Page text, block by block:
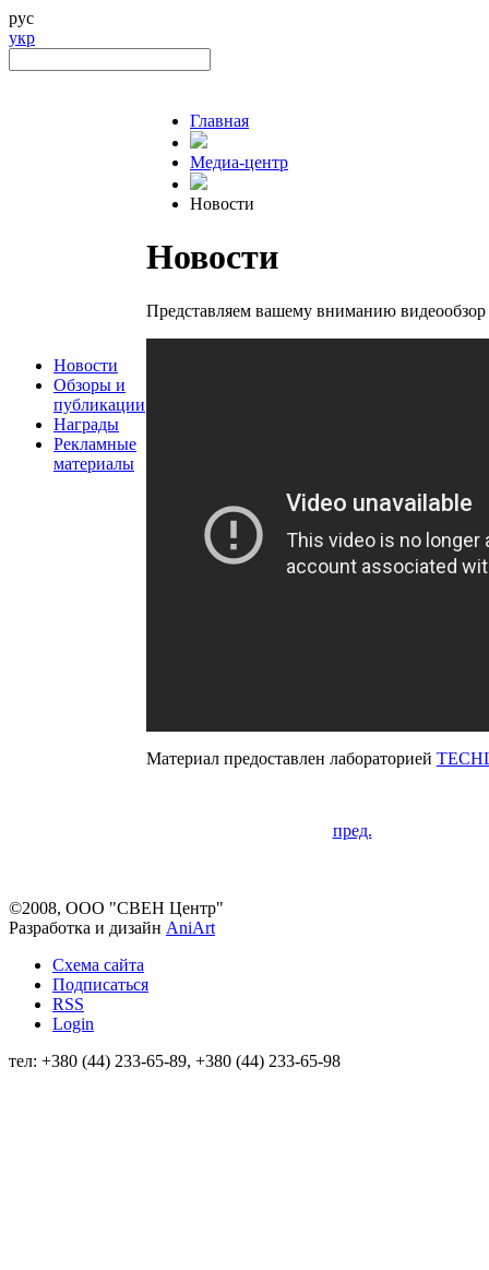
рус
укр
Новости
Обзоры и
публикации
Награды
Рекламные
материалы
Главная
Медиа-центр
Новости
Новости
Представляем вашему вниманию
Материал предоставлен лабораторией
пред.
©2008, ООО "СВЕН Центр"
Разработка и дизайн AniArt
Схема сайта
Подписаться
RSS
Login
тел: +380 (44) 233-65-89, +380 (44) 233-65-98